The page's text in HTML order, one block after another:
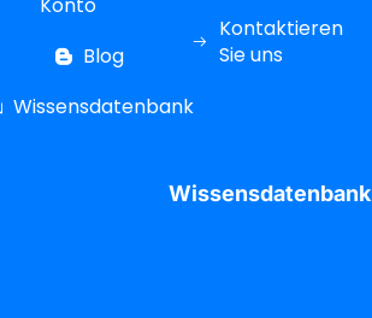
Konto
Blog
Wissensdatenbank
Kontaktieren
Sie uns
Wissensdatenbank